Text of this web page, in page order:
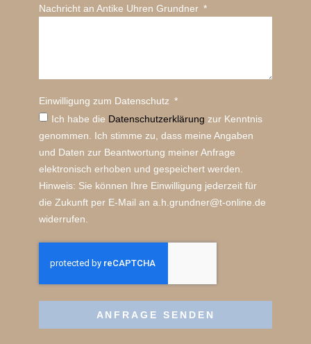
Nachricht an Antike Uhren Grundner
Einwilligung zum Datenschutz
Ich habe die Datenschutz­erklärung zur Kenntnis
genommen. Ich stimme zu, dass meine Angaben
und Daten zur Beantwortung meiner Anfrage
elektronisch erhoben und gespeichert werden.
Hinweis: Sie können Ihre Einwilligung jederzeit für
die Zukunft per E-Mail an a.h.grundner@t-online.de
widerrufen.
ANFRAGE SENDEN